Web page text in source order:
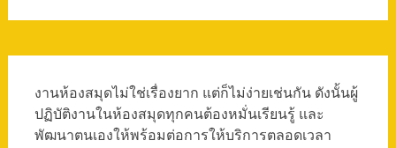
งานห้องสมุดไม่ใช่เรื่องยาก แต่ก็ไม่ง่ายเช่นกัน ดังนั้นผู้
ปฏิบัติงานในห้องสมุดทุกคนต้องหมั่นเรียนรู้ และ
พัฒนาตนเองให้พร้อมต่อการให้บริการตลอดเวลา